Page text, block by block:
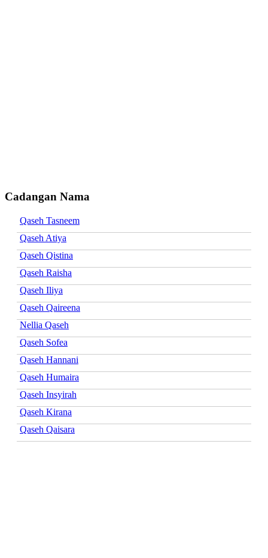
Cadangan Nama
Qaseh Tasneem
Qaseh Atiya
Qaseh Qistina
Qaseh Raisha
Qaseh Iliya
Qaseh Qaireena
Nellia Qaseh
Qaseh Sofea
Qaseh Hannani
Qaseh Humaira
Qaseh Insyirah
Qaseh Kirana
Qaseh Qaisara